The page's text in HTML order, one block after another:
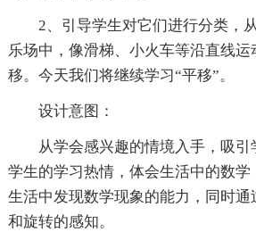
2、引导学生对它们进行分类，
乐场中，像滑梯、小火车等沿直线
移。今天我们将继续学习“平移”。
设计意图：
从学会感兴趣的情境入手，吸
学生的学习热情，体会生活中的数学
生活中发现数学现象的能力，同时通
和旋转的感知。